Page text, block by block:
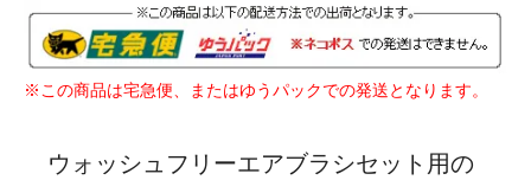
※この商品は宅急便、またはゆうパックでの発送となります。
ウォッシュフリーエアブラシセット用の